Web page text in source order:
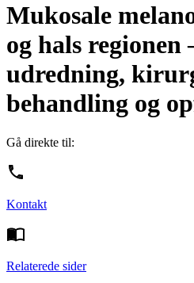
Mukosale
og hals regionen
udredning,
behandling og
Gå direkte til:
Kontakt
Relaterede sider